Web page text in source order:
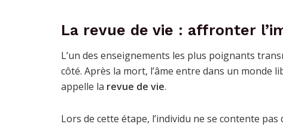
La revue de vie : affronter
L’un des enseignements les plus poignants
côté. Après la mort, l’âme entre dans un monde
appelle la revue de vie.
Lors de cette étape, l’individu ne se contente